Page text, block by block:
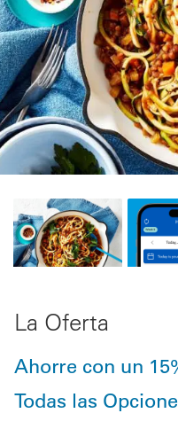
La Oferta
Ahorre con un
Todas las